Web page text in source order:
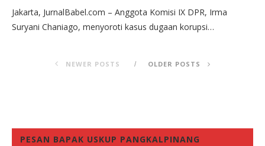
Jakarta, JurnalBabel.com – Anggota Komisi IX DPR, Irma
Suryani Chaniago, menyoroti kasus dugaan korupsi…
NEWER POSTS OLDER POSTS
PESAN BAPAK USKUP PANGKALPINANG